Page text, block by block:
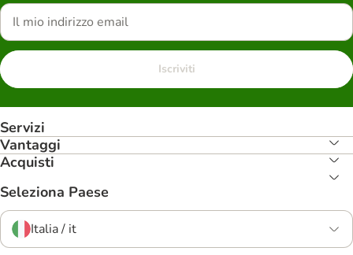
Iscriviti
Servizi
Vantaggi
Acquisti
Seleziona Paese
Italia / it